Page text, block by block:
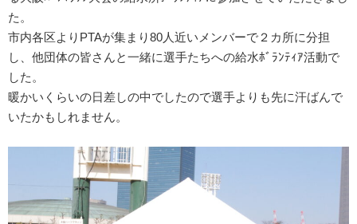
た。
市内各区よりPTAが集まり80人近いメンバーで２カ所に分担
し、他団体の皆さんと一緒に選手たちへの給水ﾎﾞﾗﾝﾃｨｱ活動で
した。
暖かいくらいの日差しの中でしたので選手よりも先に汗ばんで
いたかもしれません。